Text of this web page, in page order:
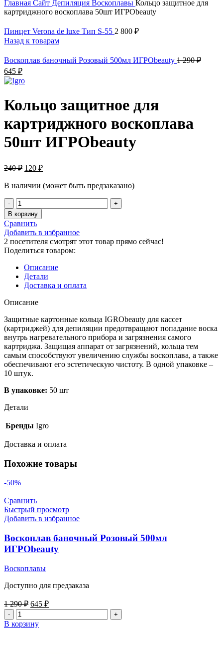
Главная Сайт Депиляция Воскоплавы Кольцо защитное для
картриджного воскоплава 50шт ИГРОbeauty
Пинцет Verona de luxe Тип S-55 2 800 ₽
Назад к товарам
Воскоплав баночный Розовый 500мл ИГРОbeauty 1 290₽
645 ₽
цена:
Кольцо защитное для
картриджного воскоплава
50шт ИГРОbeauty
240₽ Первоначальная
составляла
120 ₽
120 ₽.
В наличии (может быть предзаказано)
Количество
товара
Кольцо
защитное
для
картриджного
воскоплава
50шт
ИГРОbeauty
В корзину
Сравнить
Добавить в избранное
2 посетителя смотрят этот товар прямо сейчас!
Поделиться товаром:
Описание
Детали
Доставка и оплата
Описание
Защитные картонные кольца IGRObeauty для кассет
(картриджей) для депиляции предотвращают попадание воска
внутрь нагревательного прибора и загрязнения самого
картриджа. Защищая аппарат от загрязнений, кольца тем
самым способствуют увеличению службы воскоплава, а также
обеспечивают его эстетическую чистоту. В одной упаковке –
10 штук.
В упаковке: 50 шт
Детали
Бренды Igro
Доставка и оплата
Похожие товары
-50%
Сравнить
Быстрый просмотр
Добавить в избранное
Воскоплав баночный Розовый 500мл
ИГРОbeauty
Воскоплавы
Доступно для предзаказа
1 290₽ Первоначальная
цена
составляла
1
645 ₽
цена:
645 ₽.
Количество
товара
В корзину